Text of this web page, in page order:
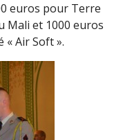
euros pour Terre
Mali et 1000 euros
« Air Soft ».